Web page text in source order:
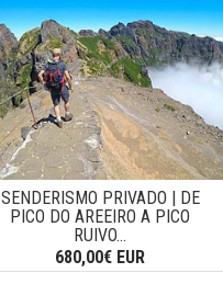
SENDERISMO PRIVADO | DE
PICO DO AREEIRO A PICO
RUIVO...
680,00€ EUR